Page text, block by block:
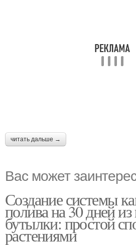
читать дальше →
Вас может
Создание системы
полива на 30 дней
бутылки: простой
растениями